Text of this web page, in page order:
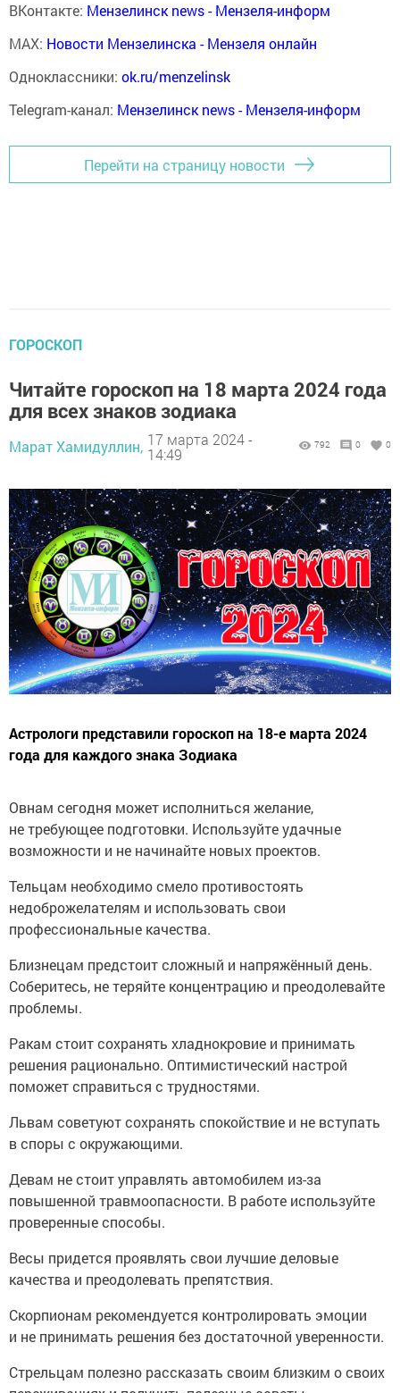
ВКонтакте: Мензелинск news - Мензеля-информ
MAX: Новости Мензелинска - Мензеля онлайн
Одноклассники: ok.ru/menzelinsk
Telegram-канал: Мензелинск news - Мензеля-информ
Перейти на страницу новости
ГОРОСКОП
Читайте гороскоп на 18 марта 2024 года
для всех знаков зодиака
Марат Хамидуллин, 17 марта 2024 -
14:49
792 0 0
Астрологи представили гороскоп на 18-е марта 2024
года для каждого знака Зодиака
Овнам сегодня может исполниться желание,
не требующее подготовки. Используйте удачные
возможности и не начинайте новых проектов.
Тельцам необходимо смело противостоять
недоброжелателям и использовать свои
профессиональные качества.
Близнецам предстоит сложный и напряжённый день.
Соберитесь, не теряйте концентрацию и преодолевайте
проблемы.
Ракам стоит сохранять хладнокровие и принимать
решения рационально. Оптимистический настрой
поможет справиться с трудностями.
Львам советуют сохранять спокойствие и не вступать
в споры с окружающими.
Девам не стоит управлять автомобилем из-за
повышенной травмоопасности. В работе используйте
проверенные способы.
Весы придется проявлять свои лучшие деловые
качества и преодолевать препятствия.
Скорпионам рекомендуется контролировать эмоции
и не принимать решения без достаточной уверенности.
Стрельцам полезно рассказать своим близким о своих